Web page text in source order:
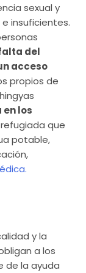
sexual y
insuficientes.
del
acceso
propios de
los
que
potable,
y la
a los
de la ayuda